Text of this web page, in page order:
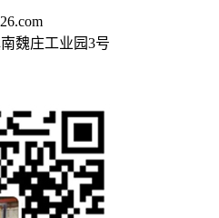
魏庄工业园3号